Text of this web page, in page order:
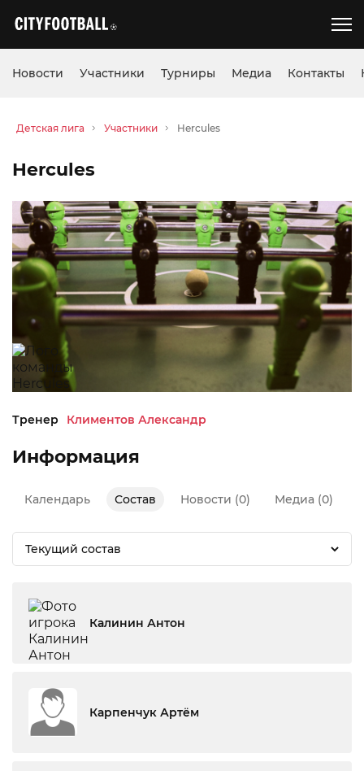
Новости Участники Турниры Медиа Контакты
Детская лига Участники Hercules
Hercules
Тренер Климентов Александр
Информация
Календарь Состав Новости (0) Медиа (0)
Текущий состав
Калинин Антон
Карпенчук Артём